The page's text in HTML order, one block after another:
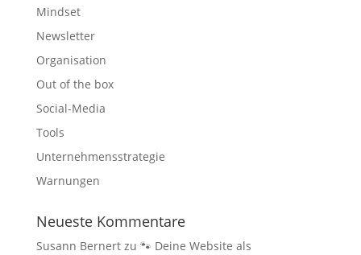
Mindset
Newsletter
Organisation
Out of the box
Social-Media
Tools
Unternehmensstrategie
Warnungen
Neueste Kommentare
Susann Bernertzu 🐾 Deine Website als